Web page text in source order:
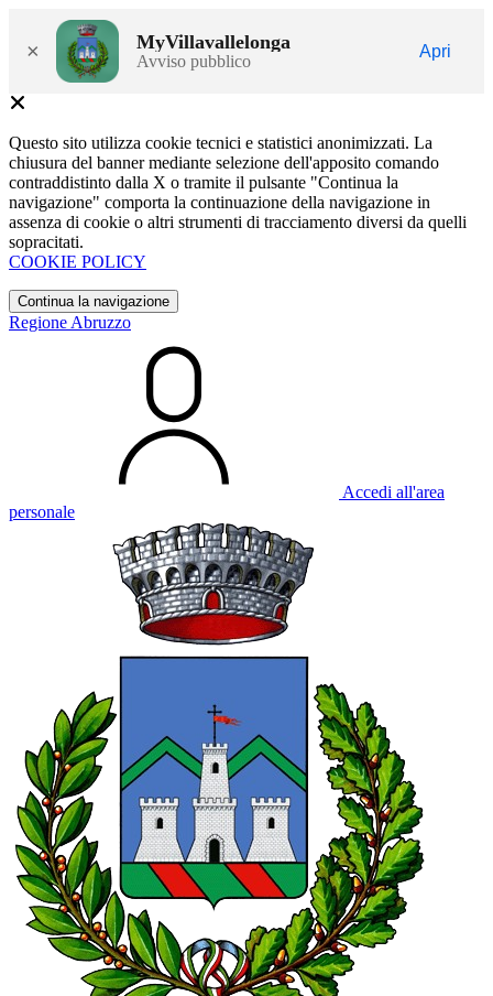
× MyVillavallelonga
Avviso pubblico
Apri
Questo sito utilizza cookie tecnici e statistici anonimizzati. La
chiusura del banner mediante selezione dell'apposito comando
contraddistinto dalla X o tramite il pulsante "Continua la
navigazione" comporta la continuazione della navigazione in
assenza di cookie o altri strumenti di tracciamento diversi da quelli
sopracitati.
COOKIE POLICY
Continua la navigazione
Regione Abruzzo
Accedi all'area
personale